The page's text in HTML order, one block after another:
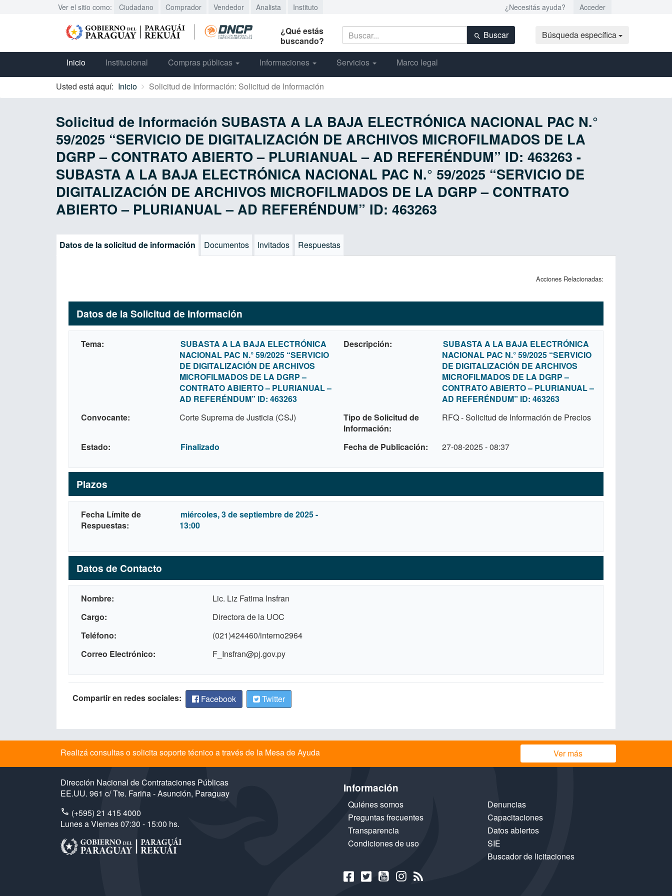
Ver el sitio como: Ciudadano Comprador Vendedor Analista Instituto ¿Necesitás ayuda? Acceder
¿Qué estás
buscando?
Buscar Búsqueda específica
Inicio Institucional Compras públicas Informaciones Servicios Marco legal
Usted está aquí: Inicio Solicitud de Información: Solicitud de Información
Solicitud de Información SUBASTA A LA BAJA ELECTRÓNICA NACIONAL PAC N.°
59/2025 “SERVICIO DE DIGITALIZACIÓN DE ARCHIVOS MICROFILMADOS DE LA
DGRP – CONTRATO ABIERTO – PLURIANUAL – AD REFERÉNDUM” ID: 463263 -
SUBASTA A LA BAJA ELECTRÓNICA NACIONAL PAC N.° 59/2025 “SERVICIO DE
DIGITALIZACIÓN DE ARCHIVOS MICROFILMADOS DE LA DGRP – CONTRATO
ABIERTO – PLURIANUAL – AD REFERÉNDUM” ID: 463263
Datos de la solicitud de información Documentos Invitados Respuestas
Acciones Relacionadas:
Datos de la Solicitud de Información
Tema
SUBASTA A LA BAJA ELECTRÓNICA
NACIONAL PAC N.° 59/2025 “SERVICIO
DE DIGITALIZACIÓN DE ARCHIVOS
MICROFILMADOS DE LA DGRP –
CONTRATO ABIERTO – PLURIANUAL –
AD REFERÉNDUM” ID: 463263
Descripción
SUBASTA A LA BAJA ELECTRÓNICA
NACIONAL PAC N.° 59/2025 “SERVICIO
DE DIGITALIZACIÓN DE ARCHIVOS
MICROFILMADOS DE LA DGRP –
CONTRATO ABIERTO – PLURIANUAL –
AD REFERÉNDUM” ID: 463263
Convocante
Corte Suprema de Justicia (CSJ)
Tipo de Solicitud de
Información
RFQ - Solicitud de Información de Precios
Estado Finalizado Fecha de Publicación 27-08-2025 - 08:37
Plazos
Fecha Límite de
Respuestas
miércoles, 3 de septiembre de 2025 -
13:00
Datos de Contacto
Nombre
Lic. Liz Fatima Insfran
Cargo
Directora de la UOC
Teléfono
(021)424460/interno2964
Correo Electrónico
F_Insfran@pj.gov.py
Compartir en redes sociales: Facebook Twitter
Realizá consultas o solicita soporte técnico a través de la Mesa de Ayuda Ver más
Dirección Nacional de Contrataciones Públicas
EE.UU. 961 c/ Tte. Fariña - Asunción, Paraguay
(+595) 21 415 4000
Lunes a Viernes 07:30 - 15:00 hs.
Información
Quiénes somos
Preguntas frecuentes
Transparencia
Condiciones de uso
Denuncias
Capacitaciones
Datos abiertos
SIE
Buscador de licitaciones